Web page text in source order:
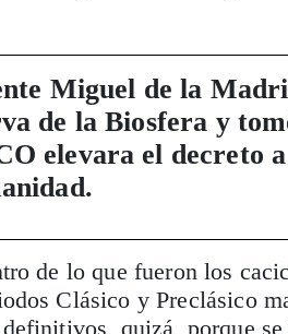
Miguel de la
de la Biosfera y
elevara el decreto
de lo que fueron los
Clásico y Preclásico
quizá, porque